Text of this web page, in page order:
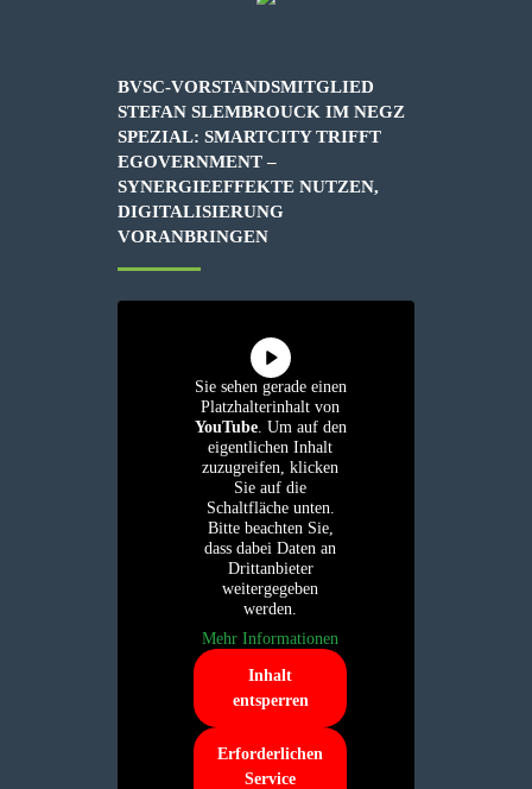
BVSC-VORSTANDSMITGLIED
STEFAN SLEMBROUCK IM NEGZ
SPEZIAL: SMARTCITY TRIFFT
EGOVERNMENT –
SYNERGIEEFFEKTE NUTZEN,
DIGITALISIERUNG
VORANBRINGEN
Sie sehen gerade einen
Platzhalterinhalt von
YouTube. Um auf den
eigentlichen Inhalt
zuzugreifen, klicken
Sie auf die
Schaltfläche unten.
Bitte beachten Sie,
dass dabei Daten an
Drittanbieter
weitergegeben
werden.
Mehr Informationen
Inhalt
entsperren
Erforderlichen
Service